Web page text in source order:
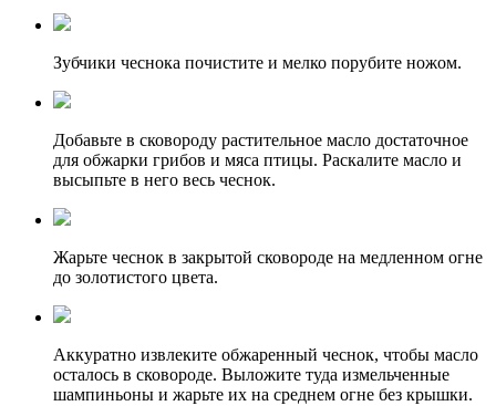
Зубчики чеснока почистите и мелко порубите ножом.
Добавьте в сковороду растительное масло достаточное
для обжарки грибов и мяса птицы. Раскалите масло и
высыпьте в него весь чеснок.
Жарьте чеснок в закрытой сковороде на медленном огне
до золотистого цвета.
Аккуратно извлеките обжаренный чеснок, чтобы масло
осталось в сковороде. Выложите туда измельченные
шампиньоны и жарьте их на среднем огне без крышки.